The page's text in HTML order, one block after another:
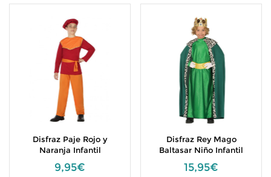
Disfraz Paje Rojo y
Naranja Infantil
9,95€
Disfraz Rey Mago
Baltasar Niño Infantil
15,95€